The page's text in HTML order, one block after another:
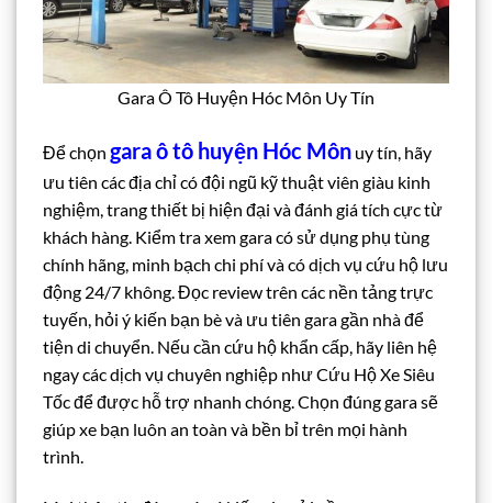
Gara Ô Tô Huyện Hóc Môn Uy Tín
Để chọn gara ô tô huyện Hóc Môn uy tín, hãy
ưu tiên các địa chỉ có đội ngũ kỹ thuật viên giàu kinh
nghiệm, trang thiết bị hiện đại và đánh giá tích cực từ
khách hàng. Kiểm tra xem gara có sử dụng phụ tùng
chính hãng, minh bạch chi phí và có dịch vụ cứu hộ lưu
động 24/7 không. Đọc review trên các nền tảng trực
tuyến, hỏi ý kiến bạn bè và ưu tiên gara gần nhà để
tiện di chuyển. Nếu cần cứu hộ khẩn cấp, hãy liên hệ
ngay các dịch vụ chuyên nghiệp như Cứu Hộ Xe Siêu
Tốc để được hỗ trợ nhanh chóng. Chọn đúng gara sẽ
giúp xe bạn luôn an toàn và bền bỉ trên mọi hành
trình.